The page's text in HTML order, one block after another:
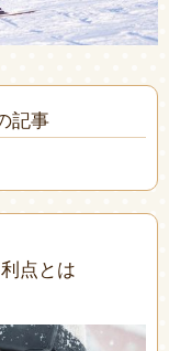
記事
点とは